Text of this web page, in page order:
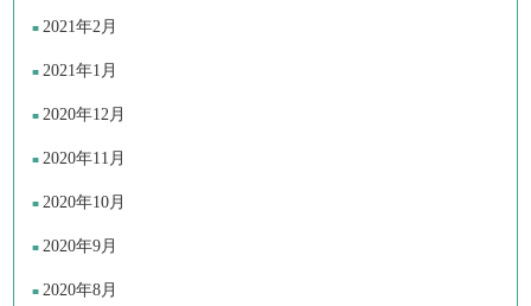
2021年2月
2021年1月
2020年12月
2020年11月
2020年10月
2020年9月
2020年8月